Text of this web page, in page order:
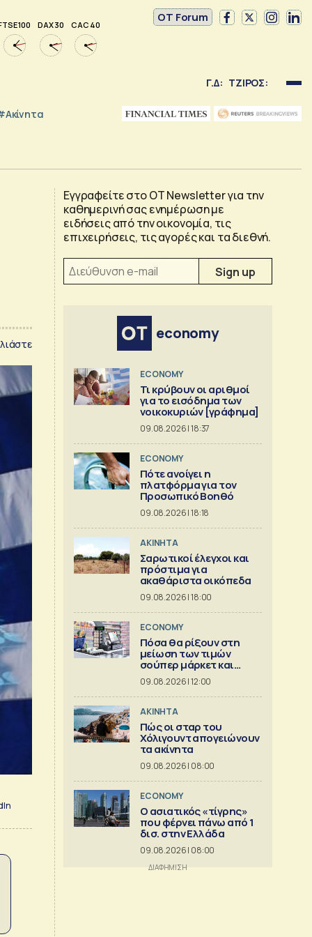
100 DAX 30 CAC 40
OT Forum
Γ.Δ: ΤΖΙΡΟΣ:
Εγγραφείτε στο OT Newsletter για την
καθημερινή σας ενημέρωση με
ειδήσεις από την οικονομία, τις
επιχειρήσεις, τις αγορές και τα διεθνή.
economy
ECONOMY
Τι κρύβουν οι αριθμοί
για το εισόδημα των
νοικοκυριών [γράφημα]
09.08.2026 | 18:37
ECONOMY
Πότε ανοίγει η
πλατφόρμα για τον
Προσωπικό Βοηθό
09.08.2026 | 18:18
ΑΚΙΝΗΤΑ
Σαρωτικοί έλεγχοι και
πρόστιμα για
ακαθάριστα οικόπεδα
09.08.2026 | 18:00
ECONOMY
Πόσα θα ρίξουν στη
μείωση των τιμών
σούπερ μάρκετ και
βιομηχανία
09.08.2026 | 12:00
ΑΚΙΝΗΤΑ
Πώς οι σταρ του
Χόλιγουντ απογειώνουν
τα ακίνητα
09.08.2026 | 08:00
ECONOMY
Ο ασιατικός «τίγρης»
που φέρνει πάνω από 1
δισ. στην Ελλάδα
09.08.2026 | 08:00